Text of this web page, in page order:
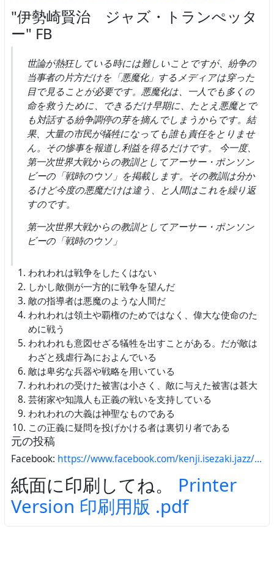
"伊勢崎賢治 ジャズ・トランぺッタ
ー" FB
世論が熱狂している時には難しいことですが、紛争の
当事者の片方だけを「悪魔化」するメディアは穿った
目で見ることが必要です。悪魔化は、一人でも多くの
命を救うために、できるだけ早期に、たとえ悪魔とで
も対話する紛争調停の芽を摘んでしまうからです。結
果、大量の市民が犠牲になっても誰も責任をとりませ
ん。その惨事を報道し利益を得るだけです。 今一度、
第一次世界大戦からの教訓としてアーサー・ポンソン
ビーの「戦時のウソ」を掲載します。その教訓は分か
るけど今度の悪魔だけは違う、と人間はこれを繰り返
すのです。
第一次世界大戦からの教訓としてアーサー・ポンソン
ビーの「戦時のウソ」
われわれは戦争をしたくはない
しかし敵側が一方的に戦争を望んだ
敵の指導者は悪魔のような人間だ
われわれは領土や覇権のためではなく、偉大な使命のた
めに戦う
われわれも意図せざる犠牲を出すことがある。だが敵は
わざと残虐行為におよんでいる
敵は卑劣な兵器や戦略を用いている
われわれの受けた被害は小さく、敵に与えた被害は甚大
芸術家や知識人も正義の戦いを支持している
われわれの大義は神聖なものである
この正義に疑問を投げかける者は裏切り者である
元の投稿
Facebook: https://www.facebook.com/kenji.isezaki.jazz/…
紙面に印刷してね。 Printer
Version 印刷用版 .pdf